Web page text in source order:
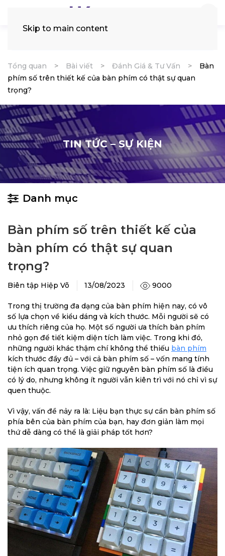
Skip to main content
Tổng quan Bài viết Đánh Giá & Tư Vấn
Bàn
phím số trên thiết kế của bàn phím có thật sự quan
trọng?
TIN TỨC – SỰ KIỆN
Danh mục
Bàn phím số trên thiết kế của
bàn phím có thật sự quan
trọng?
Biên tập Hiệp Võ 13/08/2023 9000
Trong thị trường đa dạng của bàn phím hiện nay, có vô
số lựa chọn về kiểu dáng và kích thước. Mỗi người sẽ có
ưu thích riêng của họ. Một số người ưa thích bàn phím
nhỏ gọn để tiết kiệm diện tích làm việc. Trong khi đó,
những người khác thậm chí không thể thiếu bàn phím
kích thước đầy đủ – với cả bàn phím số – vốn mang tính
tiện ích quan trọng. Việc giữ nguyên bàn phím số là điều
có lý do, nhưng không ít người vẫn kiên trì với nó chỉ vì sự
quen thuộc.
Vì vậy, vấn đề nảy ra là: Liệu bạn thực sự cần bàn phím số
phía bên của bàn phím của bạn, hay đơn giản làm mọi
thứ dễ dàng có thể là giải pháp tốt hơn?